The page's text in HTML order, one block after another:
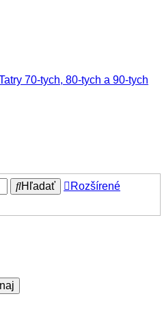
70-tych, 80-tych a 90-tych
Hľadať
Rozšírené